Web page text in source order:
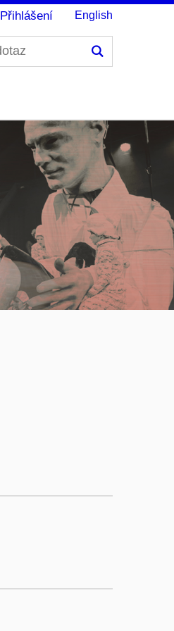
Přihlášení English